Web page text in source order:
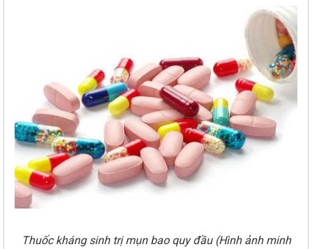
Thuốc kháng sinh trị mụn bao quy đầu (Hình ảnh minh